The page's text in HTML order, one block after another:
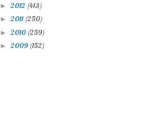
► 2012 (413)
► 2011 (250)
► 2010 (259)
► 2009 (152)